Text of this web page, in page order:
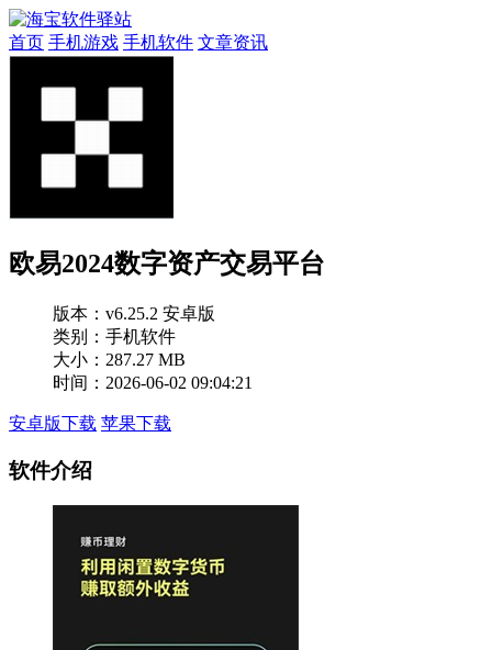
首页 手机游戏 手机软件 文章资讯
欧易2024数字资产交易平台
版本： v6.25.2 安卓版
类别：手机软件
大小：287.27 MB
时间：2026-06-02 09:04:21
安卓版下载 苹果下载
软件介绍